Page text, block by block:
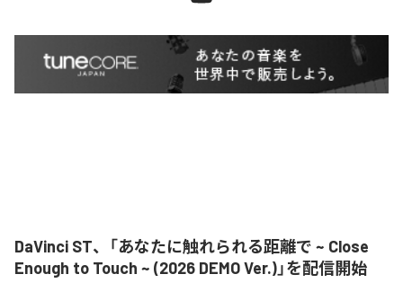
DaVinci ST、「あなたに触れられる距離で ~ Close
Enough to Touch ~ (2026 DEMO Ver.)」を配信開始